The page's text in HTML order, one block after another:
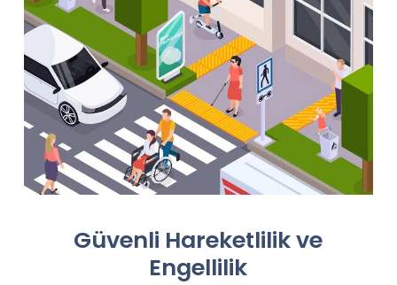
Güvenli Hareketlilik ve
Engellilik